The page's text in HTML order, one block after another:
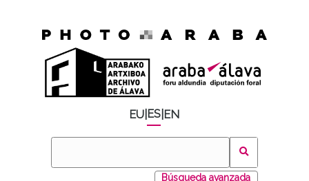
EU ES EN
Búsqueda avanzada